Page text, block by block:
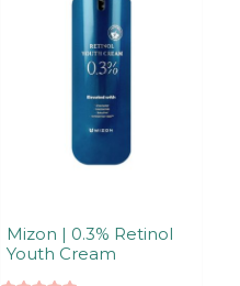
Mizon | 0.3% Retinol
Youth Cream